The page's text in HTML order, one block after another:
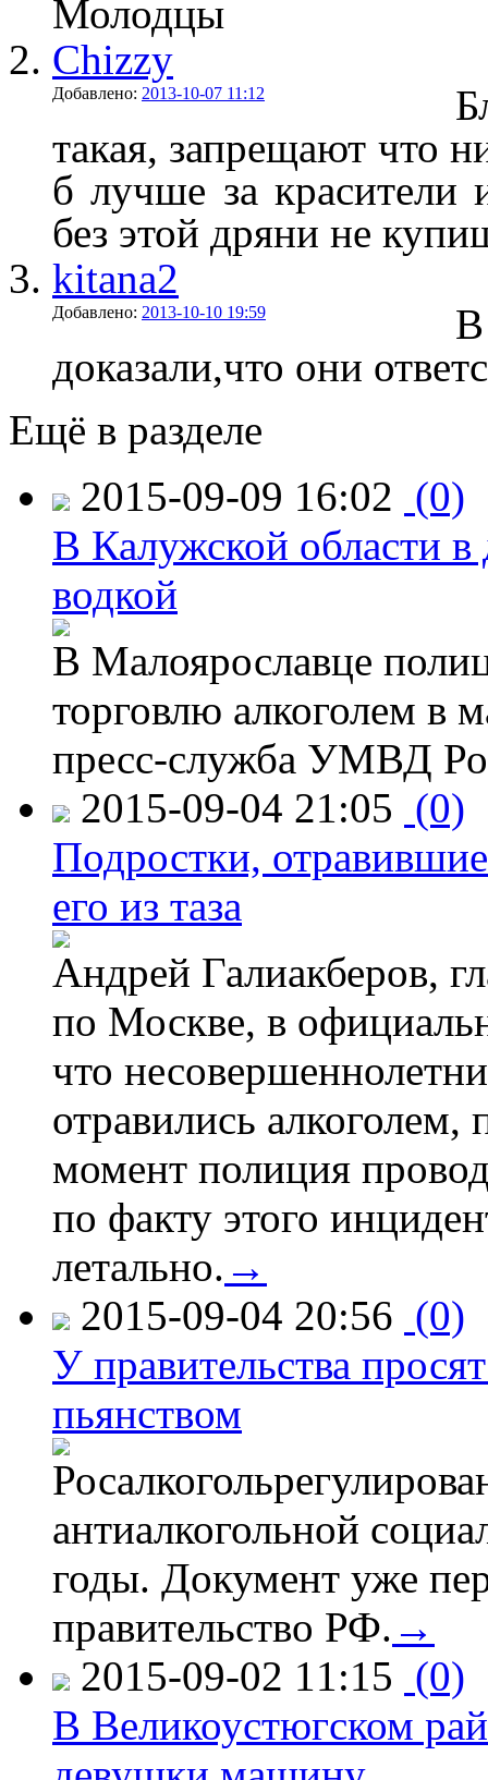
Молодцы
Chizzy
Добавлено: 2013-10-07 11:12
такая, запрещают что
б лучше за красители
без этой дряни не
kitana2
Добавлено: 2013-10-10 19:59
доказали,что они
Ещё в разделе
2015-09-09 16:02 (0)
В Калужской области в
водкой
В Малоярославце
торговлю алкоголем в
пресс-служба УМВД
2015-09-04 21:05 (0)
Подростки,
его из таза
Андрей Галиакберов,
по Москве, в
что
отравились
момент полиция
по факту этого
летально. →
2015-09-04 20:56 (0)
У правительства
пьянством
антиалкогольной
годы. Документ уже
правительство РФ. →
2015-09-02 11:15 (0)
В Великоустюгском